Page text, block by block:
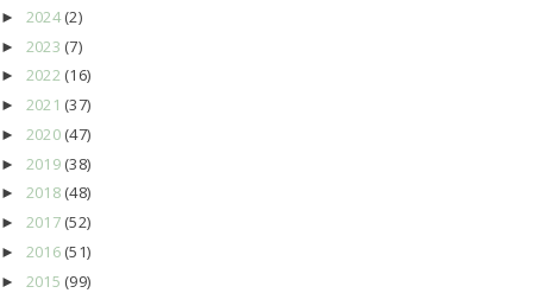
► 2024 (2)
► 2023 (7)
► 2022 (16)
► 2021 (37)
► 2020 (47)
► 2019 (38)
► 2018 (48)
► 2017 (52)
► 2016 (51)
► 2015 (99)